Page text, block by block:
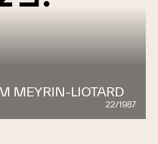
MEYRIN-LIOTARD
22/1987